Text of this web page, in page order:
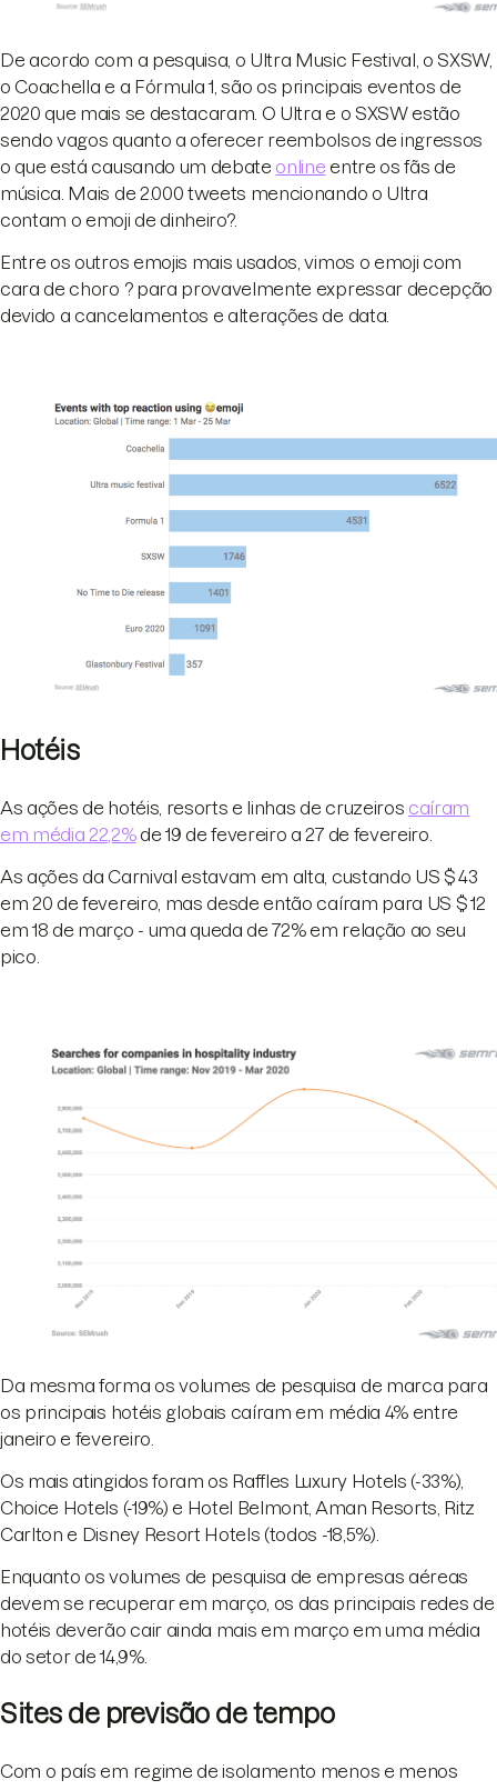
De acordo com a pesquisa, o Ultra Music Festival, o SXSW,
o Coachella e a Fórmula 1, são os principais eventos de
2020 que mais se destacaram. O Ultra e o SXSW estão
sendo vagos quanto a oferecer reembolsos de ingressos
o que está causando um debate online entre os fãs de
música. Mais de 2.000 tweets mencionando o Ultra
contam o emoji de dinheiro?.
Entre os outros emojis mais usados, vimos o emoji com
cara de choro ? para provavelmente expressar decepção
devido a cancelamentos e alterações de data.
Hotéis
As ações de hotéis, resorts e linhas de cruzeiros caíram
em média 22,2%de 19 de fevereiro a 27 de fevereiro.
As ações da Carnival estavam em alta, custando US $ 43
em 20 de fevereiro, mas desde então caíram para US $ 12
em 18 de março - uma queda de 72% em relação ao seu
pico.
Da mesma forma os volumes de pesquisa de marca para
os principais hotéis globais caíram em média 4% entre
janeiro e fevereiro.
Os mais atingidos foram os Raffles Luxury Hotels (-33%),
Choice Hotels (-19%) e Hotel Belmont, Aman Resorts, Ritz
Carlton e Disney Resort Hotels (todos -18,5%).
Enquanto os volumes de pesquisa de empresas aéreas
devem se recuperar em março, os das principais redes de
hotéis deverão cair ainda mais em março em uma média
do setor de 14,9%.
Sites de previsão de tempo
Com o país em regime de isolamento menos e menos